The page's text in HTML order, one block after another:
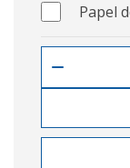
Papel